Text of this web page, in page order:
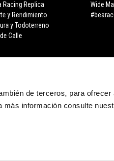
de terceros, para
más información consulte
Racing Replica
y Rendimiento
y Todoterreno
Calle
Wide